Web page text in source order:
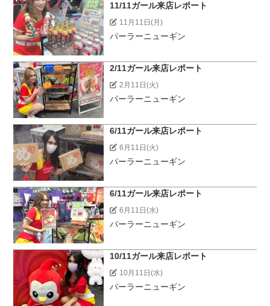
11/11ガール来店レポート
11月11日(月)
パーラーニューギン
2/11ガール来店レポート
2月11日(火)
パーラーニューギン
6/11ガール来店レポート
6月11日(火)
パーラーニューギン
6/11ガール来店レポート
6月11日(水)
パーラーニューギン
10/11ガール来店レポート
10月11日(水)
パーラーニューギン